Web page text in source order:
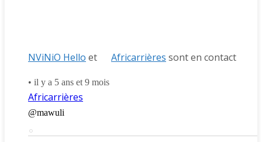
NViNiO Hello et Africarrières sont en contact
• il y a 5 ans et 9 mois
Africarrières
@mawuli